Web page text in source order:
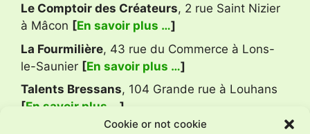
Cookie or not cookie
Le Comptoir des Créateurs, 2 rue Saint Nizier
à Mâcon [En savoir plus …]
La Fourmilière, 43 rue du Commerce à Lons-
le-Saunier [En savoir plus …]
Talents Bressans, 104 Grande rue à Louhans
[En savoir plus … ]